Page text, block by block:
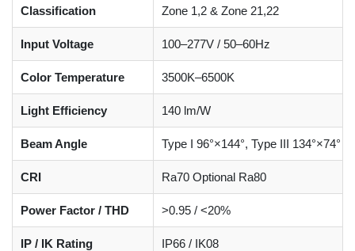
Classification Zone 1,2 & Zone 21,22
Input Voltage 100–277V / 50–60Hz
Color Temperature 3500K–6500K
Light Efficiency 140 lm/W
Beam Angle Type I 96°×144°, Type III 134°×74°
CRI Ra70 Optional Ra80
Power Factor / THD >0.95 / <20%
IP / IK Rating IP66 / IK08